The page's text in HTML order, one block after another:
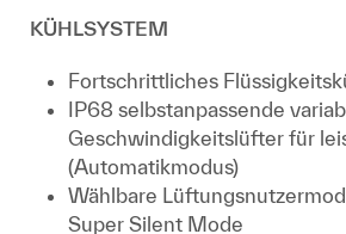
KÜHLSYSTEM
Fortschrittliches
IP68 selbstanpassende
Geschwindigkeitslüfter für
(Automatikmodus)
Wählbare
Super Silent Mode